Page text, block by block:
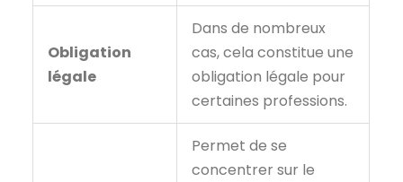
Obligation
légale
Dans de nombreux
cas, cela constitue une
obligation légale pour
certaines professions.
Permet de se
concentrer sur le